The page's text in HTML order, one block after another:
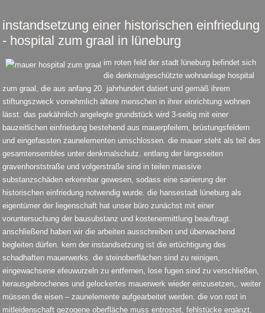
instandsetzung einer historischen einfriedung
- hospital zum graal in lüneburg
im roten feld der stadt lüneburg befindet sich
die denkmalgeschützte wohnanlage hospital
zum graal, die aus anfang 20. jahrhundert datiert und gemäß ihrem
stiftungszweck vornehmlich ältere menschen in ihrer einrichtung wohnen
lässt. das parkähnlich angelegte grundstück wird 3-seitig mit einer
bauzeitlichen einfriedung bestehend aus mauerpfeilern, brüstungsfeldern
und eingefassten zaunelementen umschlossen. die mauer steht als teil des
gesamtensembles unter denkmalschutz. entlang der längsseiten
gravenhorststraße und volgerstraße sind in teilen massive
substanzschäden erkennbar gewesen, sodass eine sanierung der
historischen einfriedung notwendig wurde. die hansestadt lüneburg als
eigentümer der liegenschaft hat unser büro zunächst mit einer
voruntersuchung der bausubstanz und kostenermittlung beauftragt.
anschließend haben wir die arbeiten ausschreiben und überwachend
begleiten dürfen. kern der instandsetzung ist die ertüchtigung des
schadhaften mauerwerks. die steinoberflächen sind zu reinigen,
eingewachsene efeuwurzeln zu entfernen, lose fugen sind zu verschließen,
herausgebrochenes und gelockertes mauerwerk wieder einzusetzen,. weiter
müssen die eisen – zaunelemente aufgearbeitet werden. die von rost in
mitleidenschaft gezogene oberfläche muss entrostet, fehlstücke ergänzt,